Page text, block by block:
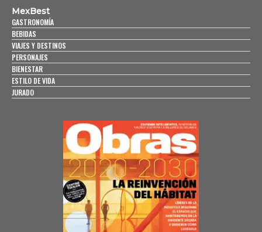
MexBest
GASTRONOMÍA
BEBIDAS
VIAJES Y DESTINOS
PERSONAJES
BIENESTAR
ESTILO DE VIDA
JURADO